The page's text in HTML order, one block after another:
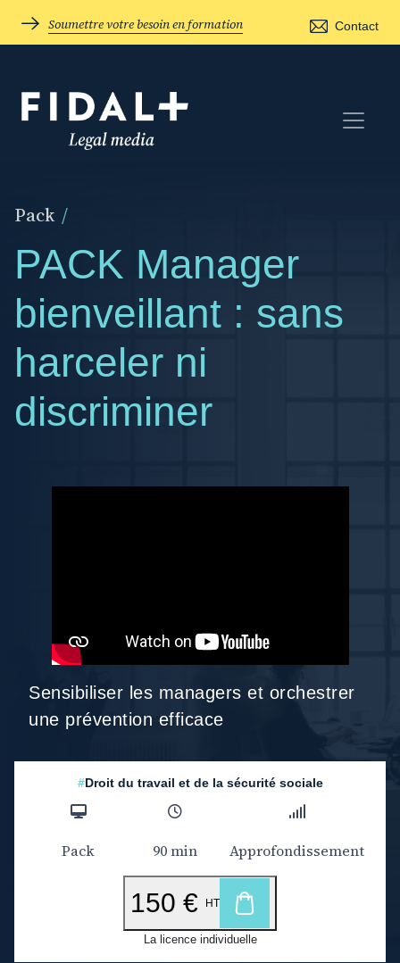
Soumettre votre besoin en formation Contact
Pack /
PACK Manager
bienveillant : sans
harceler ni
discriminer
Sensibiliser les managers et orchestrer
une prévention efficace
#Droit du travail et de la sécurité sociale
Pack 90 min Approfondissement
150 € HT
La licence individuelle